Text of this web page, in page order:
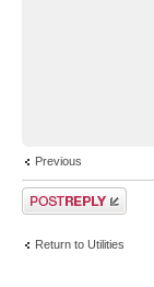
Previous
Post a reply
Return to Utilities